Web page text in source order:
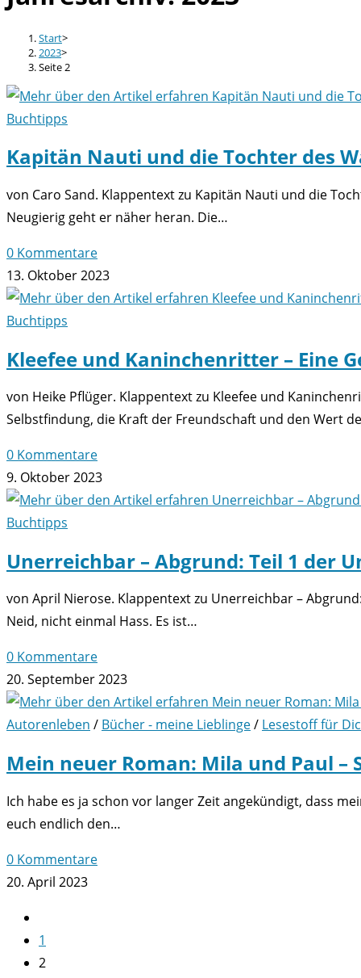
Start>
2023>
Seite 2
Buchtipps
Kapitän Nauti und die Tochter des
von Caro Sand. Klappentext zu Kapitän Nauti und die
Neugierig geht er näher heran. Die…
0 Kommentare
13. Oktober 2023
Buchtipps
Kleefee und Kaninchenritter – Eine
von Heike Pflüger. Klappentext zu Kleefee und
Selbstfindung, die Kraft der Freundschaft und den Wert
0 Kommentare
9. Oktober 2023
Buchtipps
Unerreichbar – Abgrund: Teil 1 der
von April Nierose. Klappentext zu Unerreichbar –
Neid, nicht einmal Hass. Es ist…
0 Kommentare
20. September 2023
Autorenleben / Bücher - meine Lieblinge/ Lesestoff für
Mein neuer Roman: Mila und Paul –
Ich habe es ja schon vor langer Zeit angekündigt, dass
euch endlich den…
0 Kommentare
20. April 2023
vorherigen
Seite
1
2